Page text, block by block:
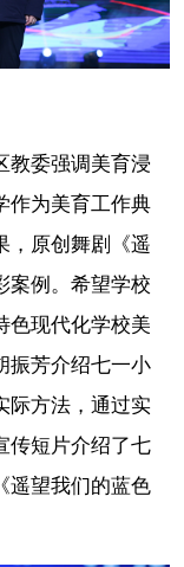
教委强调美育浸
作为美育工作典
，原创舞剧《遥
案例。希望学校
色现代化学校美
振芳介绍七一小
际方法，通过实
传短片介绍了七
遥望我们的蓝色